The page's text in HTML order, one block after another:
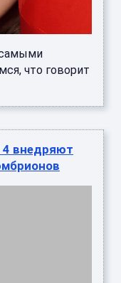
самыми
что говорит
4 внедряют